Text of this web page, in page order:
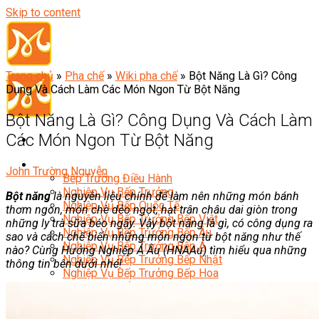
Skip to content
Đầu Bếp
Bếp Trưởng Điều Hành
Nghiệp Vụ Bếp Trưởng
Nghiệp Vụ Bếp Quốc Tế
Nghiệp Vụ Bếp Trưởng Bếp Việt
Nghiệp Vụ Bếp Trưởng Bếp Âu
Nghiệp Vụ Bếp Trưởng Bếp Á
Nghiệp Vụ Bếp Trưởng Bếp Nhật
Nghiệp Vụ Bếp Trưởng Bếp Hoa
Nghiệp Vụ Bếp Hàn
Trang chủ » Pha chế » Wiki pha chế » Bột Năng Là Gì? Công
Dụng Và Cách Làm Các Món Ngon Từ Bột Năng
Bột Năng Là Gì? Công Dụng Và Cách Làm
Các Món Ngon Từ Bột Năng
John Trường Nguyễn
Bột nănglà nguyên liệu chính để làm nên những món bánh
thơm ngon, món chè dẻo ngọt, hạt trân châu dai giòn trong
những ly trà sữa béo ngậy. Vậy bột năng là gì, có công dụng ra
sao và cách chế biến những món ngon từ bột năng như thế
nào? Cùng Hướng Nghiệp Á Âu (HNAAu) tìm hiểu qua những
thông tin bên dưới nhé!